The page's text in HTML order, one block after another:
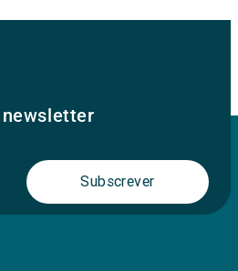
newsletter
Subscrever